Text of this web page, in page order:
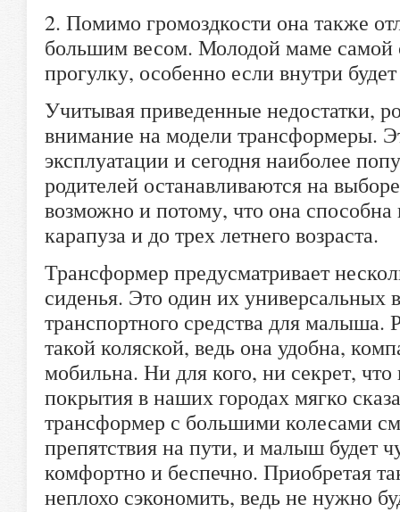
2. Помимо громоздкости она также
большим весом. Молодой маме самой
прогулку, особенно если внутри
Учитывая приведенные недостатки,
внимание на модели трансформеры.
эксплуатации и сегодня наиболее
родителей останавливаются на
возможно и потому, что она
карапуза и до трех летнего возраста.
Трансформер предусматривает
сиденья. Это один их универсальных
транспортного средства для малыша.
такой коляской, ведь она удобна,
мобильна. Ни для кого, ни секрет, что
покрытия в наших городах мягко
трансформер с большими колесами
препятствия на пути, и малыш будет
комфортно и беспечно. Приобретая
неплохо сэкономить, ведь не нужно